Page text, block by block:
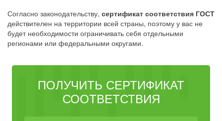
Согласно законодательству, сертификат соответствия ГОСТ
действителен на территории всей страны, поэтому у вас не
будет необходимости ограничивать себя отдельными
регионами или федеральными округами.
ПОЛУЧИТЬ СЕРТИФИКАТ
СООТВЕТСТВИЯ